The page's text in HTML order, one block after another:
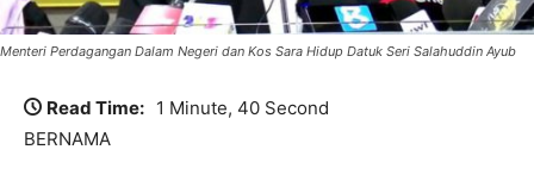
Menteri Perdagangan Dalam Negeri dan Kos Sara Hidup Datuk Seri Salahuddin Ayub
Read Time: 1 Minute, 40 Second
BERNAMA